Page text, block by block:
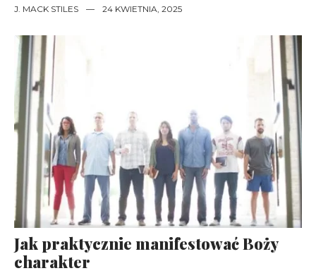
J. MACK STILES — 24 KWIETNIA, 2025
Jak praktycznie manifestować Boży
charakter